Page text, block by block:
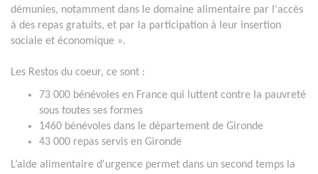
démunies, notamment dans le domaine alimentaire par l'accès
à des repas gratuits, et par la participation à leur insertion
sociale et économique ».
Les Restos du coeur, ce sont :
73 000 bénévoles en France qui luttent contre la pauvreté
sous toutes ses formes
1460 bénévoles dans le département de Gironde
43 000 repas servis en Gironde
L’aide alimentaire d'urgence permet dans un second temps la